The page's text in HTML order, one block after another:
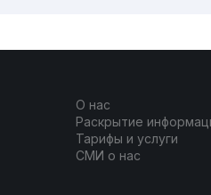
О нас
Раскрытие
Тарифы и услуги
СМИ о нас